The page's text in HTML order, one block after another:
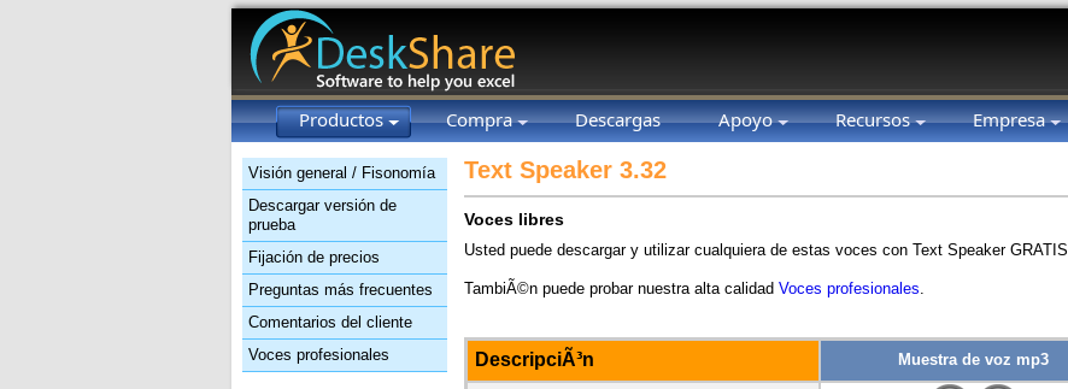
Productos Compra Descargas Apoyo Recursos Empresa
Visión general / Fisonomía
Descargar versión de
prueba
Fijación de precios
Preguntas más frecuentes
Comentarios del cliente
Voces profesionales
Text Speaker 3.32
Voces libres
Usted puede descargar y utilizar cualquiera de estas voces con Text Speaker GRATIS.
TambiÃ©n puede probar nuestra alta calidad Voces profesionales
DescripciÃ³n Muestra de voz mp3